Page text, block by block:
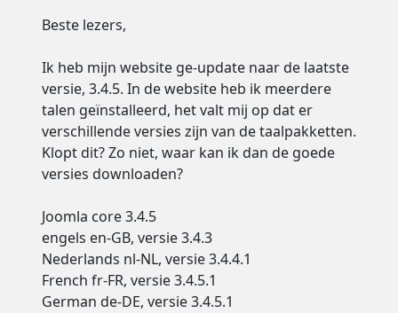
Beste lezers,
Ik heb mijn website ge-update naar de laatste
versie, 3.4.5. In de website heb ik meerdere
talen geïnstalleerd, het valt mij op dat er
verschillende versies zijn van de taalpakketten.
Klopt dit? Zo niet, waar kan ik dan de goede
versies downloaden?
Joomla core 3.4.5
engels en-GB, versie 3.4.3
Nederlands nl-NL, versie 3.4.4.1
French fr-FR, versie 3.4.5.1
German de-DE, versie 3.4.5.1